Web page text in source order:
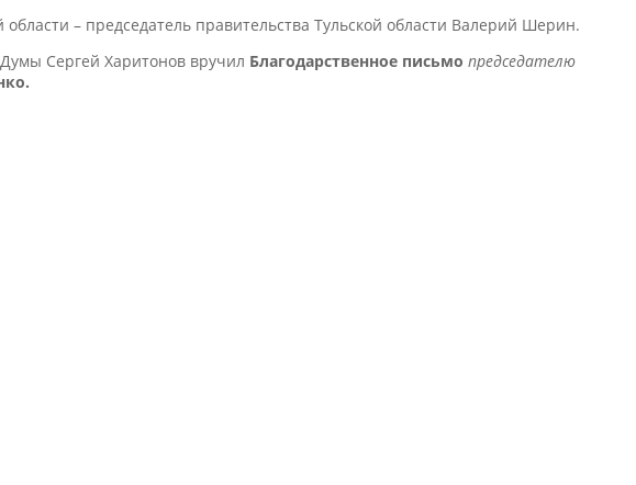
– председатель правительства Тульской области Валерий Шерин.
Сергей Харитонов вручил Благодарственное письмо председателю